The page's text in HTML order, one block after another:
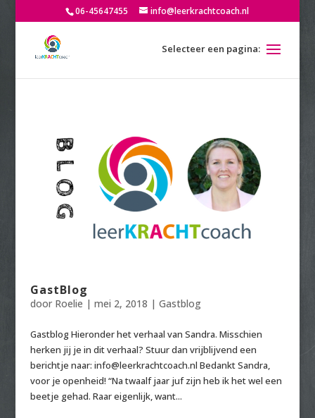
06-45647455 info@leerkrachtcoach.nl
GastBlog
door Roelie | mei 2, 2018 | Gastblog
Gastblog Hieronder het verhaal van Sandra. Misschien
herken jij je in dit verhaal? Stuur dan vrijblijvend een
berichtje naar: info@leerkrachtcoach.nl Bedankt Sandra,
voor je openheid! “Na twaalf jaar juf zijn heb ik het wel een
beetje gehad. Raar eigenlijk, want...